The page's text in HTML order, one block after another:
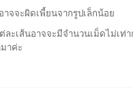
าจจะผิดเพี้ยนจากรูปเล็กน้อย
ละเส้นอาจจะมีจำนวนเม็ดไม่เท่
าค่ะ